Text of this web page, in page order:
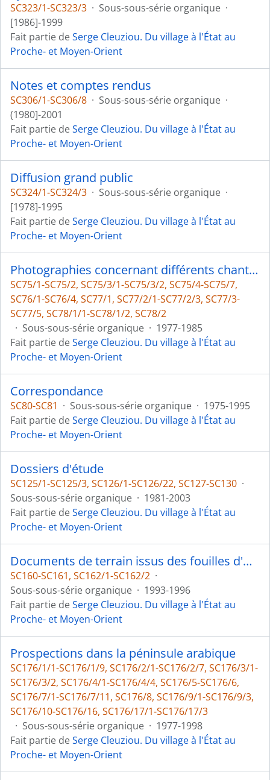
SC323/1-SC323/3 · Sous-sous-série organique ·
[1986]-1999
Fait partie deSerge Cleuziou. Du village à l'État au
Proche- et Moyen-Orient
Notes et comptes rendus
SC306/1-SC306/8 · Sous-sous-série organique ·
(1980]-2001
Fait partie deSerge Cleuziou. Du village à l'État au
Proche- et Moyen-Orient
Diffusion grand public
SC324/1-SC324/3 · Sous-sous-série organique ·
[1978]-1995
Fait partie deSerge Cleuziou. Du village à l'État au
Proche- et Moyen-Orient
Photographies concernant différents chantiers
SC75/1-SC75/2, SC75/3/1-SC75/3/2, SC75/4-SC75/7,
SC76/1-SC76/4, SC77/1, SC77/2/1-SC77/2/3, SC77/3-
SC77/5, SC78/1/1-SC78/1/2, SC78/2
· Sous-sous-série organique · 1977-1985
Fait partie deSerge Cleuziou. Du village à l'État au
Proche- et Moyen-Orient
Correspondance
SC80-SC81 · Sous-sous-série organique · 1975-1995
Fait partie deSerge Cleuziou. Du village à l'État au
Proche- et Moyen-Orient
Dossiers d'étude
SC125/1-SC125/3, SC126/1-SC126/22, SC127-SC130 ·
Sous-sous-série organique · 1981-2003
Fait partie deSerge Cleuziou. Du village à l'État au
Proche- et Moyen-Orient
Documents de terrain issus des fouilles d'Ak Depe
SC160-SC161, SC162/1-SC162/2 ·
Sous-sous-série organique · 1993-1996
Fait partie deSerge Cleuziou. Du village à l'État au
Proche- et Moyen-Orient
Prospections dans la péninsule arabique
SC176/1/1-SC176/1/9, SC176/2/1-SC176/2/7, SC176/3/1-
SC176/3/2, SC176/4/1-SC176/4/4, SC176/5-SC176/6,
SC176/7/1-SC176/7/11, SC176/8, SC176/9/1-SC176/9/3,
SC176/10-SC176/16, SC176/17/1-SC176/17/3
· Sous-sous-série organique · 1977-1998
Fait partie deSerge Cleuziou. Du village à l'État au
Proche- et Moyen-Orient